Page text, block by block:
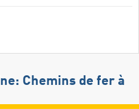
Chemins de fer à